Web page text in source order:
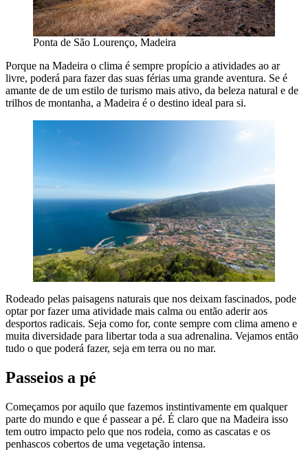
Ponta de São Lourenço, Madeira
Porque na Madeira o clima é sempre propício a atividades ao ar
livre, poderá para fazer das suas férias uma grande aventura. Se é
amante de de um estilo de turismo mais ativo, da beleza natural e de
trilhos de montanha, a Madeira é o destino ideal para si.
Rodeado pelas paisagens naturais que nos deixam fascinados, pode
optar por fazer uma atividade mais calma ou então aderir aos
desportos radicais. Seja como for, conte sempre com clima ameno e
muita diversidade para libertar toda a sua adrenalina. Vejamos então
tudo o que poderá fazer, seja em terra ou no mar.
Passeios a pé
Começamos por aquilo que fazemos instintivamente em qualquer
parte do mundo e que é passear a pé. É claro que na Madeira isso
tem outro impacto pelo que nos rodeia, como as cascatas e os
penhascos cobertos de uma vegetação intensa.